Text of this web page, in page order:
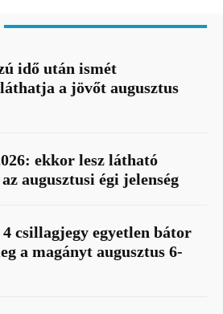
idő után ismét
a jövőt augusztus
ekkor lesz látható
augusztusi égi jelenség
csillagjegy egyetlen bátor
a magányt augusztus 6-